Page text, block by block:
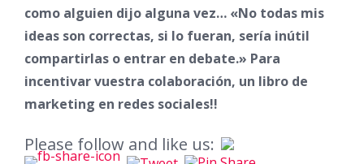
como alguien dijo alguna vez… «No todas mis
ideas son correctas, si lo fueran, sería inútil
compartirlas o entrar en debate.» Para
incentivar vuestra colaboración, un libro de
marketing en redes sociales!!
Please follow and like us: